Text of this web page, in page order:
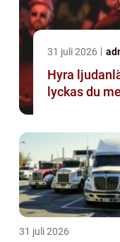
31 juli 2026
Hyra
lyckas du
31 juli 2026